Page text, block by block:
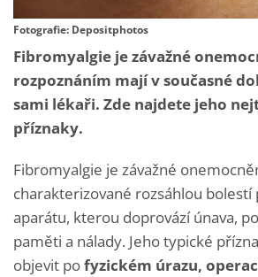
Fotografie: Depositphotos
Fibromyalgie je závažné
rozpoznáním mají v současné
sami lékaři. Zde najdete jeho
příznaky.
Fibromyalgie je závažné
charakterizované rozsáhlou bolestí
aparátu, kterou doprovází únava,
paměti a nálady. Jeho typické
objevit pofyzickém úrazu,